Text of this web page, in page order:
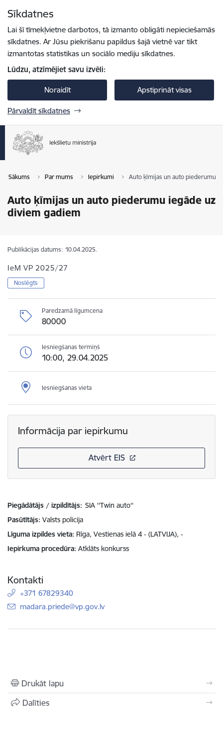
Sīkdatnes
Lai šī tīmekļvietne darbotos, tā izmanto obligāti nepieciešamās
sīkdatnes. Ar Jūsu piekrišanu papildus šajā vietnē var tikt
izmantotas statistikas un sociālo mediju sīkdatnes.
Lūdzu, atzīmējiet savu izvēli:
Noraidīt Apstiprināt visas
Pārvaldīt sīkdatnes
Sākums Par mums Iepirkumi Auto ķīmijas un auto piederumu
Auto ķīmijas un auto piederumu iegāde uz
diviem gadiem
Publikācijas datums: 10.04.2025.
IeM VP 2025/27
Noslēgts
Paredzamā līgumcena
80000
Iesniegšanas termiņš
10:00, 29.04.2025
Iesniegšanas vieta
Informācija par iepirkumu
Atvērt EIS
Piegādātājs / izpildītājs: SIA ''Twin auto''
Pasūtītājs Valsts policija
Līguma izpildes vieta Rīga, Vestienas ielā 4 - (LATVIJA), -
Iepirkuma procedūra Atklāts konkurss
Kontakti
+371 67829340
E-pasts:
madara.priede@vp.gov.lv
Drukāt lapu
Dalīties